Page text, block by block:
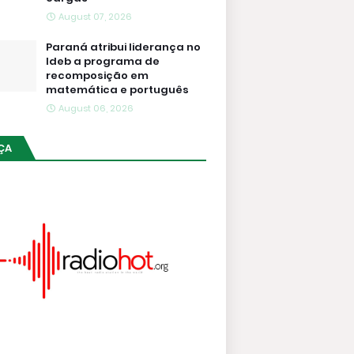
August 07, 2026
Paraná atribui liderança no
Ideb a programa de
recomposição em
matemática e português
August 06, 2026